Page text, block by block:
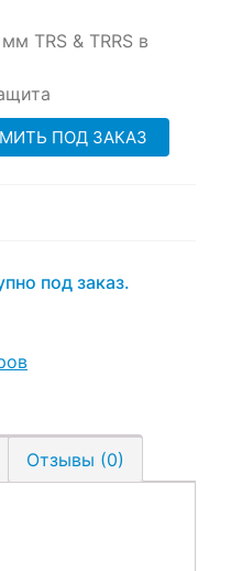
TRS & TRRS в
ПОД ЗАКАЗ
под заказ.
Отзывы (0)